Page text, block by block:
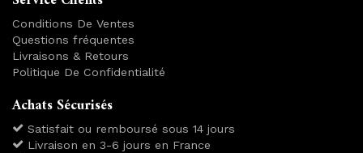
Conditions De Ventes
Questions fréquentes
Livraisons & Retours
Politique De Confidentialité
Achats Sécurisés
Satisfait ou remboursé sous 14 jours
Livraison en 3-6 jours en France